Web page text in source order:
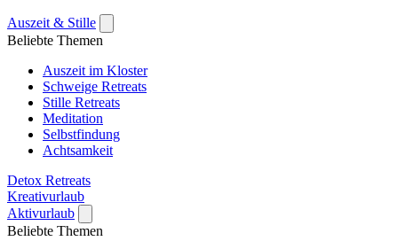
Auszeit & Stille
Beliebte Themen
Auszeit im Kloster
Schweige Retreats
Stille Retreats
Meditation
Selbstfindung
Achtsamkeit
Detox Retreats
Kreativurlaub
Aktivurlaub
Beliebte Themen